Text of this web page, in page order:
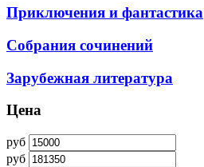
Приключения и фантастика
Собрания сочинений
Зарубежная литература
Цена
руб
руб